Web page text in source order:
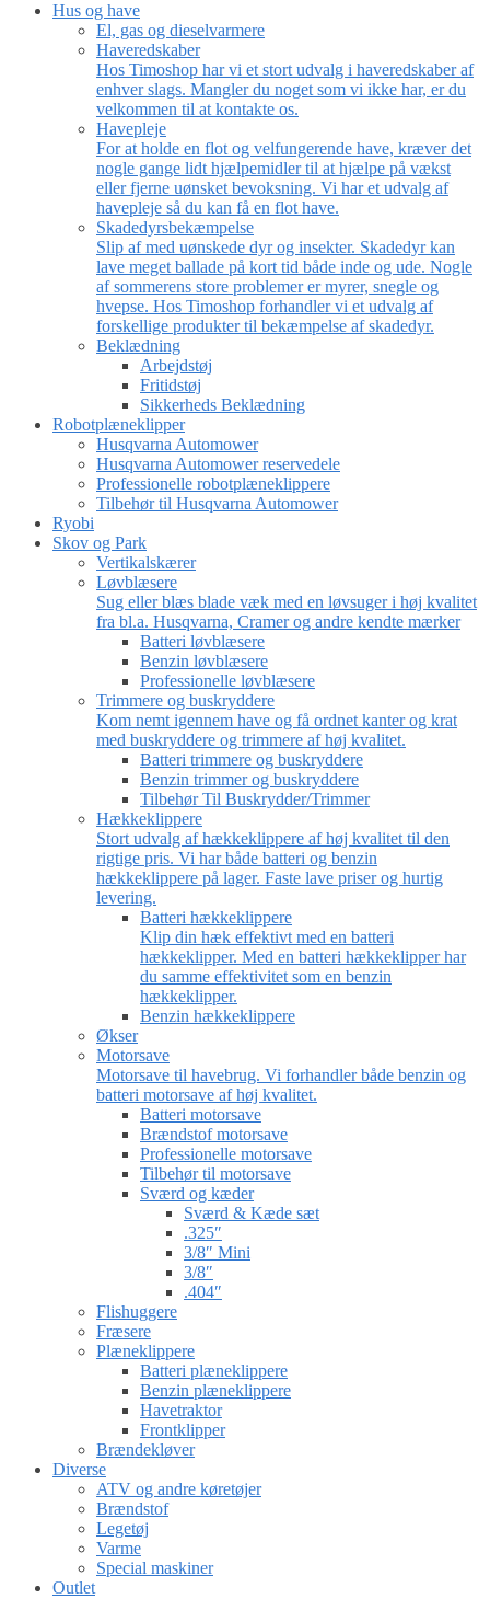
Hus og have
El, gas og dieselvarmere
Haveredskaber
Hos Timoshop har vi et stort udvalg i haveredskaber af
enhver slags. Mangler du noget som vi ikke har, er du
velkommen til at kontakte os.
Havepleje
For at holde en flot og velfungerende have, kræver det
nogle gange lidt hjælpemidler til at hjælpe på vækst
eller fjerne uønsket bevoksning. Vi har et udvalg af
havepleje så du kan få en flot have.
Skadedyrsbekæmpelse
Slip af med uønskede dyr og insekter. Skadedyr kan
lave meget ballade på kort tid både inde og ude. Nogle
af sommerens store problemer er myrer, snegle og
hvepse. Hos Timoshop forhandler vi et udvalg af
forskellige produkter til bekæmpelse af skadedyr.
Beklædning
Arbejdstøj
Fritidstøj
Sikkerheds Beklædning
Robotplæneklipper
Husqvarna Automower
Husqvarna Automower reservedele
Professionelle robotplæneklippere
Tilbehør til Husqvarna Automower
Ryobi
Skov og Park
Vertikalskærer
Løvblæsere
Sug eller blæs blade væk med en løvsuger i høj kvalitet
fra bl.a. Husqvarna, Cramer og andre kendte mærker
Batteri løvblæsere
Benzin løvblæsere
Professionelle løvblæsere
Trimmere og buskryddere
Kom nemt igennem have og få ordnet kanter og krat
med buskryddere og trimmere af høj kvalitet.
Batteri trimmere og buskryddere
Benzin trimmer og buskryddere
Tilbehør Til Buskrydder/Trimmer
Hækkeklippere
Stort udvalg af hækkeklippere af høj kvalitet til den
rigtige pris. Vi har både batteri og benzin
hækkeklippere på lager. Faste lave priser og hurtig
levering.
Batteri hækkeklippere
Klip din hæk effektivt med en batteri
hækkeklipper. Med en batteri hækkeklipper har
du samme effektivitet som en benzin
hækkeklipper.
Benzin hækkeklippere
Økser
Motorsave
Motorsave til havebrug. Vi forhandler både benzin og
batteri motorsave af høj kvalitet.
Batteri motorsave
Brændstof motorsave
Professionelle motorsave
Tilbehør til motorsave
Sværd og kæder
Sværd & Kæde sæt
.325″
3/8″ Mini
3/8″
.404″
Flishuggere
Fræsere
Plæneklippere
Batteri plæneklippere
Benzin plæneklippere
Havetraktor
Frontklipper
Brændekløver
Diverse
ATV og andre køretøjer
Brændstof
Legetøj
Varme
Special maskiner
Outlet